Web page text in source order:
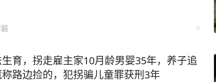
育，拐走雇主家10月龄男婴35年，养子追
路边捡的，犯拐骗儿童罪获刑3年